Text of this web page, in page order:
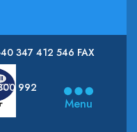
347 412 546 FAX
992Municipal
Menu